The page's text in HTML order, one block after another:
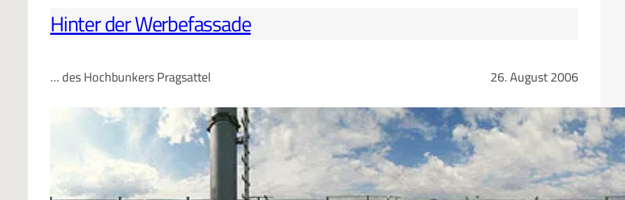
Hinter der Werbefassade
… des Hochbunkers Pragsattel 26. August 2006